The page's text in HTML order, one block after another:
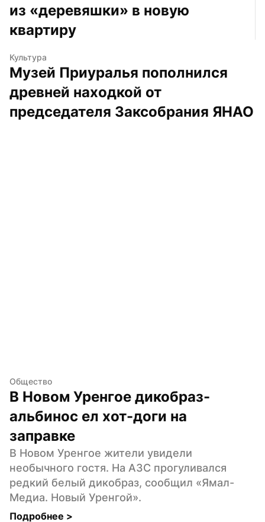
из «деревяшки» в новую
квартиру
Культура
Музей Приуралья пополнился
древней находкой от
председателя Заксобрания ЯНАО
Общество
В Новом Уренгое дикобраз-
альбинос ел хот-доги на
заправке
В Новом Уренгое жители увидели
необычного гостя. На АЗС прогуливался
редкий белый дикобраз, сообщил «Ямал-
Медиа. Новый Уренгой».
Подробнее >